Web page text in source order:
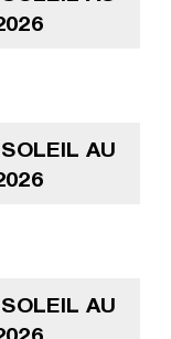
AU
AU